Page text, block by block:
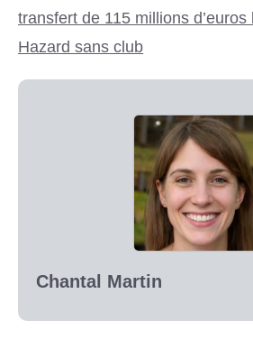
transfert de 115 millions d’euros
Hazard sans club
Chantal Martin